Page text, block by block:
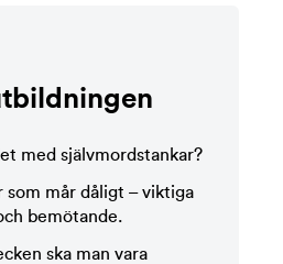
med självmordstankar?
mår dåligt – viktiga
bemötande.
ska man vara